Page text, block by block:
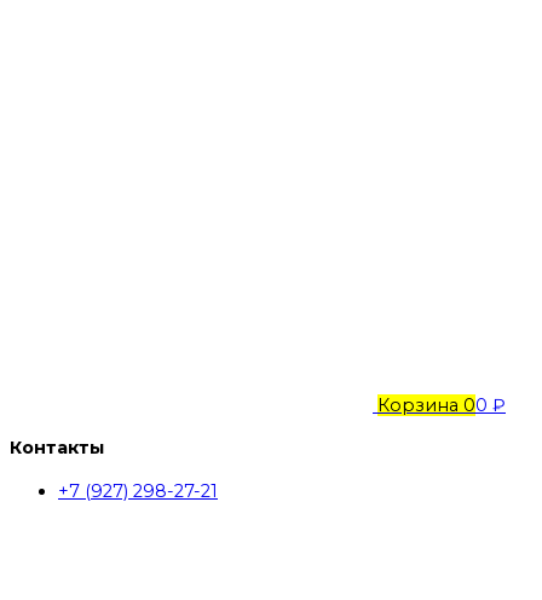
Корзина 00 ₽
Контакты
+7 (927) 298-27-21